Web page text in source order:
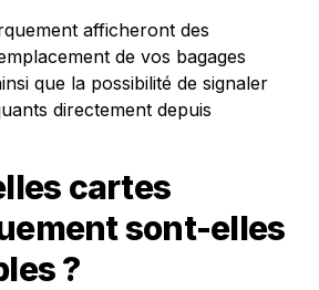
afficheront des
de vos bagages
que la possibilité de signaler
directement depuis
cartes
sont-elles
?